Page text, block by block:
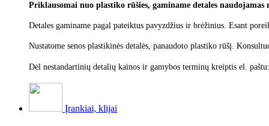
Priklausomai nuo plastiko rūšies, gaminame detales
Detales gaminame pagal pateiktus pavyzdžius ir brėžinius. Esant
Nustatome senos plastikinės detalės, panaudoto plastiko rūšį.
Dėl nestandartinių detalių kainos ir gamybos terminų kreiptis el. paštu:
Įrankiai, klijai